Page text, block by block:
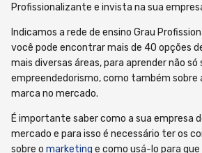
Profissionalizante e invista na sua
Indicamos a rede de ensino Grau
você pode encontrar mais de 40 opções
mais diversas áreas, para aprender não só
empreendedorismo, como também sobre
marca no mercado.
É importante saber como a sua empresa
mercado e para isso é necessário ter os
sobre o marketing e como usá-lo para